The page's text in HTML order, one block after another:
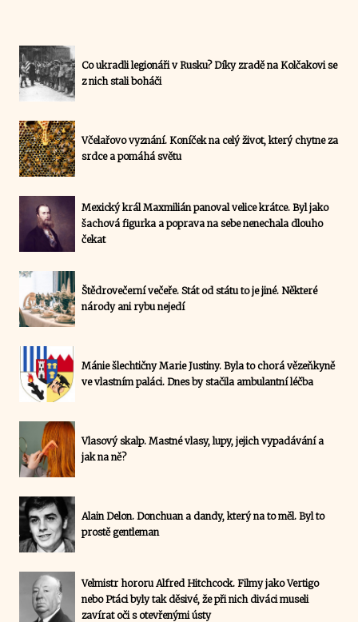
Co ukradli legionáři v Rusku? Díky zradě na Kolčakovi se
z nich stali boháči
Včelařovo vyznání. Koníček na celý život, který chytne za
srdce a pomáhá světu
Mexický král Maxmilián panoval velice krátce. Byl jako
šachová figurka a poprava na sebe nenechala dlouho
čekat
Štědrovečerní večeře. Stát od státu to je jiné. Některé
národy ani rybu nejedí
Mánie šlechtičny Marie Justiny. Byla to chorá vězeňkyně
ve vlastním paláci. Dnes by stačila ambulantní léčba
Vlasový skalp. Mastné vlasy, lupy, jejich vypadávání a
jak na ně?
Alain Delon. Donchuan a dandy, který na to měl. Byl to
prostě gentleman
Velmistr hororu Alfred Hitchcock. Filmy jako Vertigo
nebo Ptáci byly tak děsivé, že při nich diváci museli
zavírat oči s otevřenými ústy